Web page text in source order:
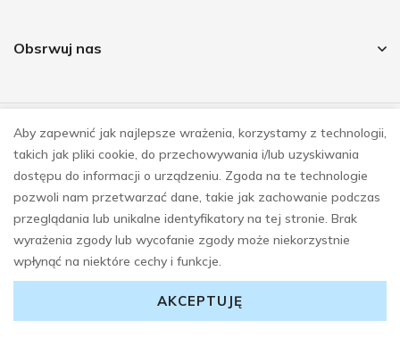
Obsrwuj nas
© COPYRIGHT 2023
REALIZACJAE-SKLEPY INVESTNET
Aby zapewnić jak najlepsze wrażenia, korzystamy z technologii,
takich jak pliki cookie, do przechowywania i/lub uzyskiwania
dostępu do informacji o urządzeniu. Zgoda na te technologie
pozwoli nam przetwarzać dane, takie jak zachowanie podczas
przeglądania lub unikalne identyfikatory na tej stronie. Brak
wyrażenia zgody lub wycofanie zgody może niekorzystnie
wpłynąć na niektóre cechy i funkcje.
AKCEPTUJĘ
0